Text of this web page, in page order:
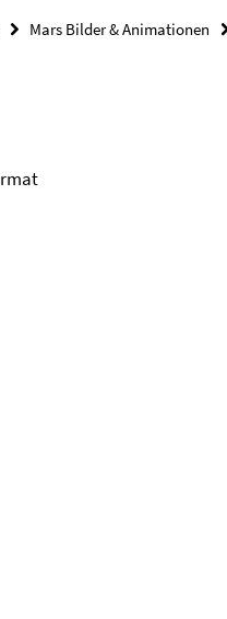
Mars Bilder & Animationen